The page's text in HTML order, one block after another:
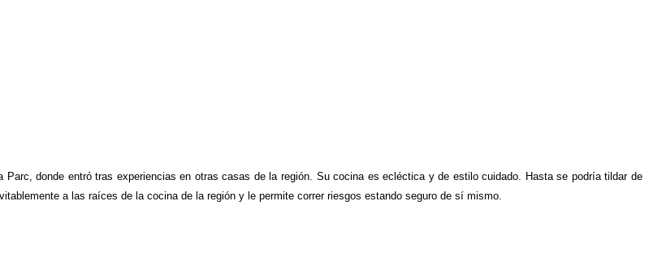
donde entró tras experiencias en otras casas de la región. Su cocina es ecléctica y de estilo cuidado. Hasta se podría tildar de
a las raíces de la cocina de la región y le permite correr riesgos estando seguro de sí mismo.